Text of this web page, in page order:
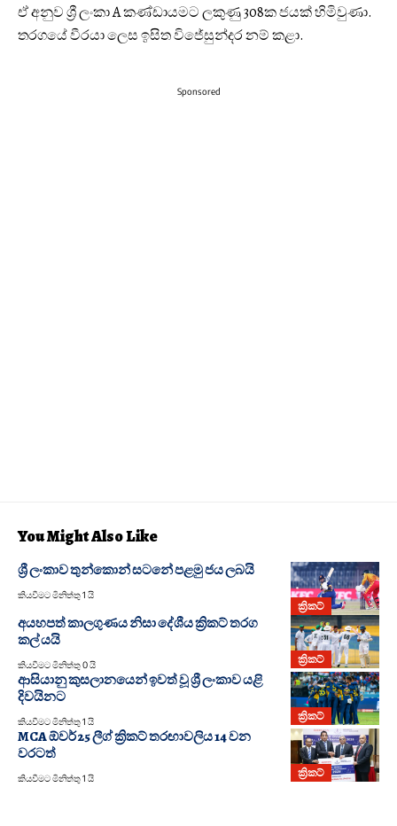
ඒ අනුව ශ්‍රී ලංකා A කණ්ඩායමට ලකුණු 308ක ජයක් හිමිවුණා.
තරගයේ වීරයා ලෙස ඉසිත විජේසුන්දර නම් කළා.
Sponsored
You Might Also Like
ක්‍රිකට්
ශ්‍රී ලංකාව තුන්කොන් සටනේ පළමු ජය ලබයි
කියවීමට මිනිත්තු 1 යි
ක්‍රිකට්
අයහපත් කාලගුණය නිසා දේශීය ක්‍රිකට් තරග
කල් යයි
කියවීමට මිනිත්තු 0 යි
ක්‍රිකට්
ආසියානු කුසලානයෙන් ඉවත් වූ ශ්‍රී ලංකාව යළි
දිවයිනට
කියවීමට මිනිත්තු 1 යි
ක්‍රිකට්
MCA ඕවර් 25 ලීග් ක්‍රිකට් තරඟාවලිය 14 වන
වරටත්
කියවීමට මිනිත්තු 1 යි